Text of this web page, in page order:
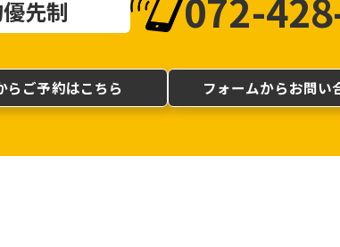
先制 072-
らご予約はこちら フォームからお問い